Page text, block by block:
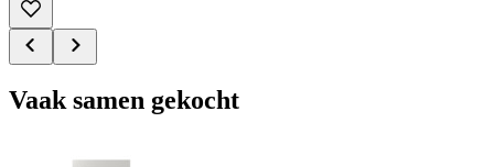
Vaak samen gekocht